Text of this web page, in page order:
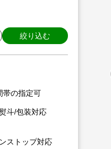
絞り込む
帯の指定可
斗/包装対応
ストップ対応